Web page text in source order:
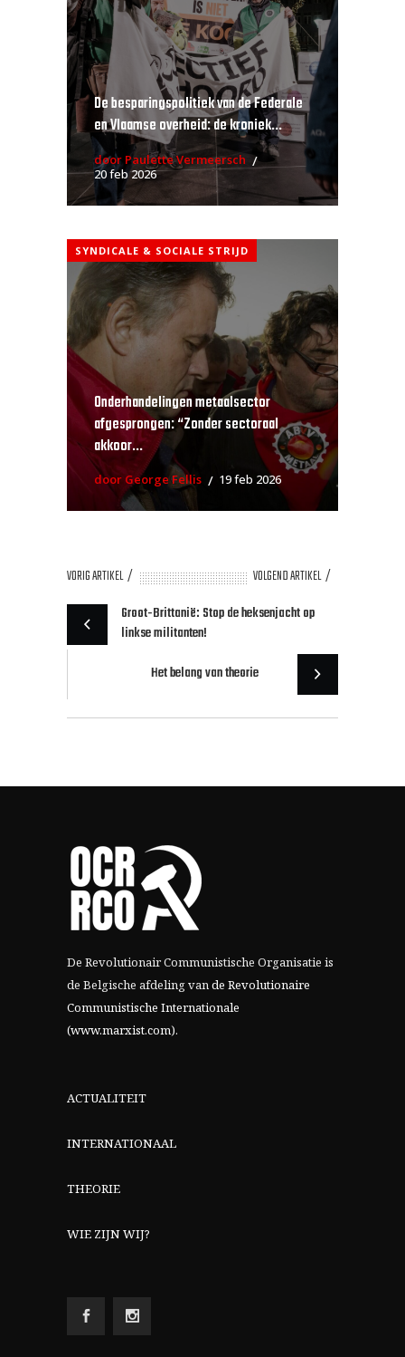
De besparingspolitiek van de Federale
en Vlaamse overheid: de kroniek...
door Paulette Vermeersch
20 feb 2026
SYNDICALE & SOCIALE STRIJD
Onderhandelingen metaalsector
afgesprongen: “Zonder sectoraal
akkoor...
door George Fellis 19 feb 2026
VORIG ARTIKEL
VOLGEND ARTIKEL
Groot-Brittanië: Stop de heksenjacht op
linkse militanten!
Het belang van theorie
De Revolutionair Communistische Organisatie is
de Belgische afdeling vande Revolutionaire
Communistische Internationale
(www.marxist.com).
ACTUALITEIT
INTERNATIONAAL
THEORIE
WIE ZIJN WIJ?